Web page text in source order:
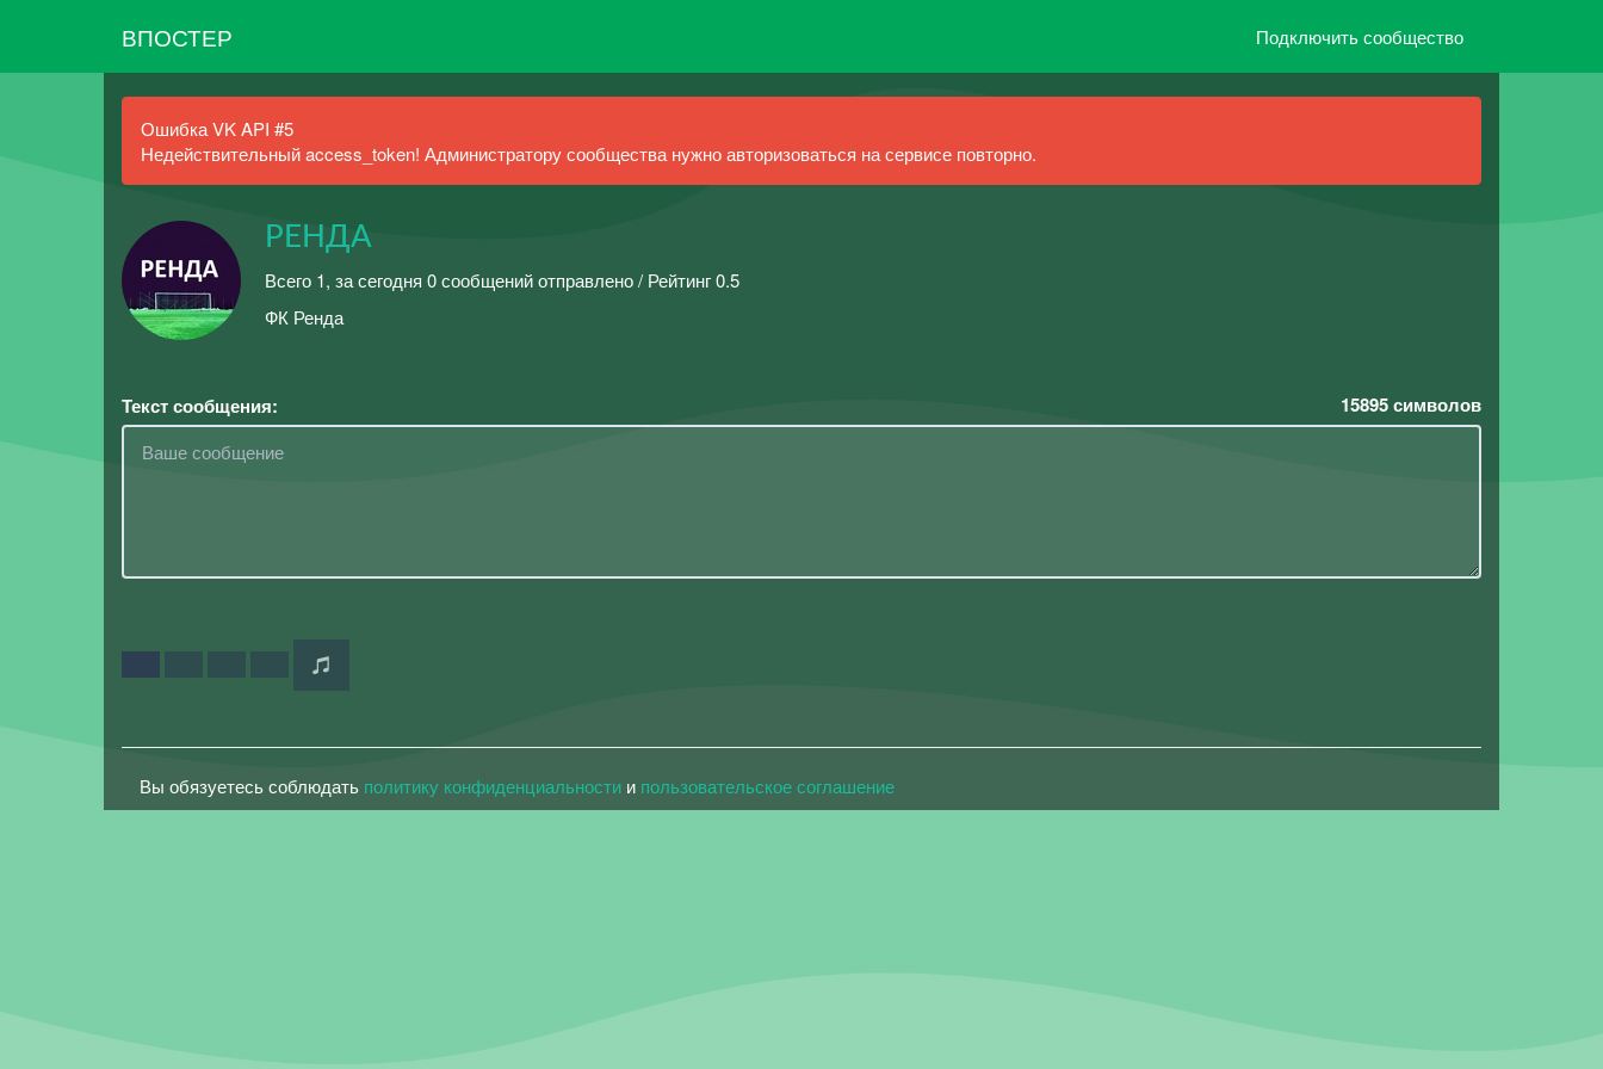
ВПОСТЕР Подключить сообщество
Ошибка VK API #5
Недействительный access_token! Администратору сообщества нужно авторизоваться на сервисе повторно.
РЕНДА
Всего 1, за сегодня 0 сообщений отправлено / Рейтинг 0.5
ФК Ренда
Текст сообщения: 15895символов
Вы обязуетесь соблюдать политику конфиденциальности и пользовательское соглашение